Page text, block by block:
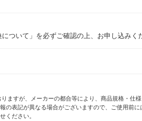
ついて」を必ずご確認の上、お申し込みく
ますが、メーカーの都合等により、商品規格・仕
表記が異なる場合がございますので、ご使用前
ください。